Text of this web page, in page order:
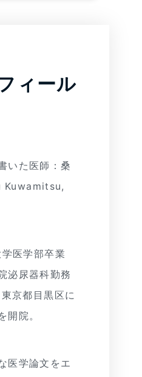
ィール
いた医師：桑
Kuwamitsu,
医学部卒業
泌尿器科勤務
京都目黒区に
開院。
医学論文をエ